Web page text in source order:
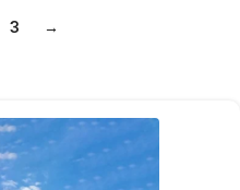
3 →